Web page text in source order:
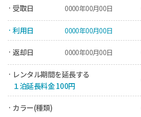
· 受取日 0000年00月00日
· 利用日 0000年00月00日
· 返却日 0000年00月00日
· レンタル期間を延長する
１泊延長料金 100円
· カラー(種類)